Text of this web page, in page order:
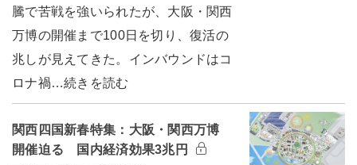
騰で苦戦を強いられたが、大阪・関西
万博の開催まで100日を切り、復活の
兆しが見えてきた。インバウンドはコ
ロナ禍…続きを読む
関西四国新春特集：大阪・関西万博
開催迫る 国内経済効果3兆円